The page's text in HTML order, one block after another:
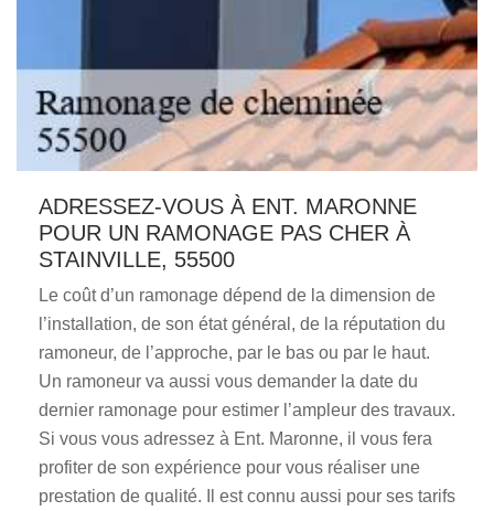
ADRESSEZ-VOUS À ENT. MARONNE
POUR UN RAMONAGE PAS CHER À
STAINVILLE, 55500
Le coût d’un ramonage dépend de la dimension de
l’installation, de son état général, de la réputation du
ramoneur, de l’approche, par le bas ou par le haut.
Un ramoneur va aussi vous demander la date du
dernier ramonage pour estimer l’ampleur des travaux.
Si vous vous adressez à Ent. Maronne, il vous fera
profiter de son expérience pour vous réaliser une
prestation de qualité. Il est connu aussi pour ses tarifs